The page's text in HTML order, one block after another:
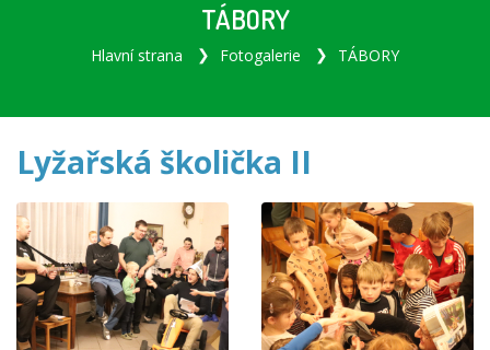
TÁBORY
Hlavní strana Fotogalerie TÁBORY
Lyžařská školička II